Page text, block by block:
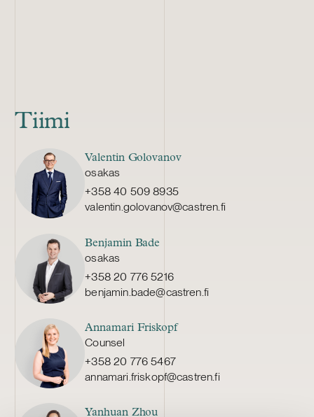
Tiimi
Valentin Golovanov
osakas
+358 40 509 8935
valentin.golovanov@castren.fi
Benjamin Bade
osakas
+358 20 776 5216
benjamin.bade@castren.fi
Annamari Friskopf
Counsel
+358 20 776 5467
annamari.friskopf@castren.fi
Yanhuan Zhou